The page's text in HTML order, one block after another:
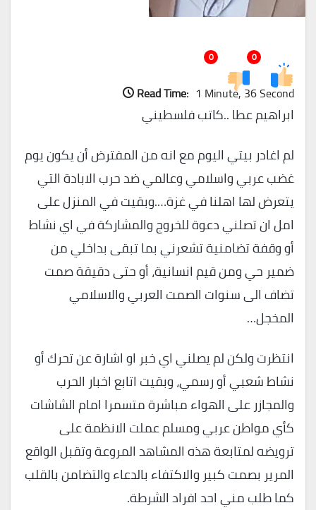
0
0
Read Time: 1 Minute, 36 Second
ابراهيم عطا ..كاتب فلسطيني
لم اغادر بيتي اليوم مع انه من المفترض أن يكون يوم
غضب عربي واسلامي وعالمي ضد حرب الابادة التي
يتعرض لها اهلنا في غزة….وبقيت في المنزل على
امل ان تصلني دعوة للخروج والمشاركة في اي نشاط
أو وقفة تضامنية تشعرني بما تبقى بداخلي من
ضمير حي ومن قيم انسانية، أو حتى دقيقة صمت
تضاف الى سنوات الصمت العربي والاسلامي
المخجل…
انتظرت ولكن لم يصلني اي خبر او اشارة عن تحرك أو
نشاط شعبي أو رسمي، وبقيت اتابع اخبار الحرب
والمجازر على الهواء مباشرة متسمرا امام الشاشات
كأي مواطن عربي ومسلم عملت الانظمة على
ترويضه لمتابعة هذه المشاهد المروعة وتقبل الواقع
المرير بصمت كبير والاكتفاء بالدعاء والتضامن بالقلب
كما طلب مني احد افراد الشرطة.